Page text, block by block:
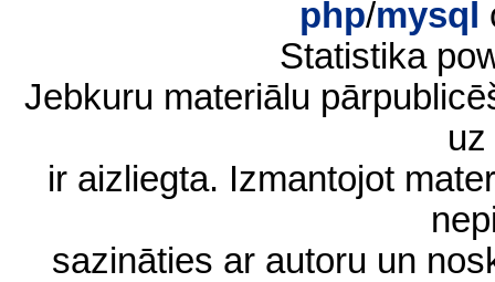
php/mysql
Statistika
Jebkuru materiālu
ir aizliegta. Izmantojot
sazināties ar autoru un